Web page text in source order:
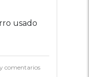
usado
comentarios